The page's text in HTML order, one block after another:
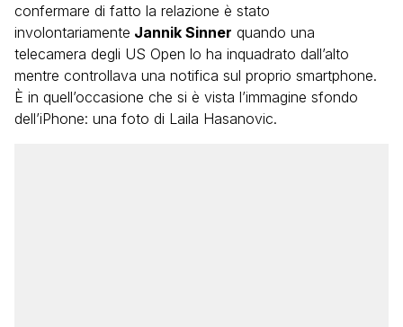
confermare di fatto la relazione è stato
involontariamente Jannik Sinner quando una
telecamera degli US Open lo ha inquadrato dall’alto
mentre controllava una notifica sul proprio smartphone.
È in quell’occasione che si è vista l’immagine sfondo
dell’iPhone: una foto di Laila Hasanovic.